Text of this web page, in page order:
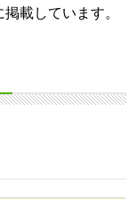
載しています。